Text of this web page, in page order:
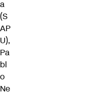
a
(S
AP
U),
Pa
bl
o
Ne